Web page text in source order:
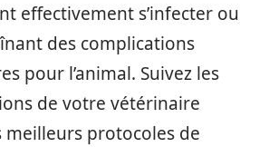
effectivement s’infecter ou
des complications
pour l’animal. Suivez les
de votre vétérinaire
meilleurs protocoles de